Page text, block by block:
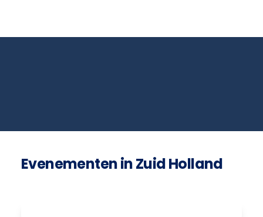
Evenementen in Zuid Holland